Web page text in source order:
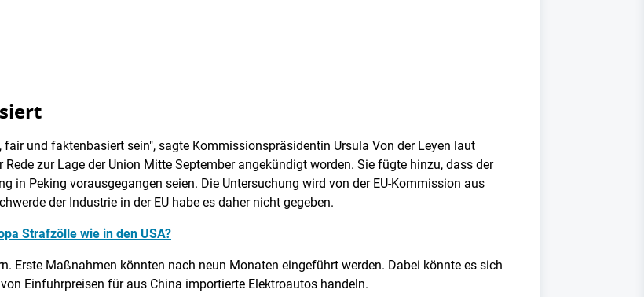
und faktenbasiert sein", sagte Kommissionspräsidentin Ursula Von der Leyen laut
zur Lage der Union Mitte September angekündigt worden. Sie fügte hinzu, dass der
in Peking vorausgegangen seien. Die Untersuchung wird von der EU-Kommission aus
der Industrie in der EU habe es daher nicht gegeben.
Strafzölle wie in den USA?
Erste Maßnahmen könnten nach neun Monaten eingeführt werden. Dabei könnte es sich
Einfuhrpreisen für aus China importierte Elektroautos handeln.